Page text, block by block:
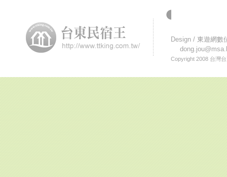
Design /東遊網數
Copyright 2008 台灣